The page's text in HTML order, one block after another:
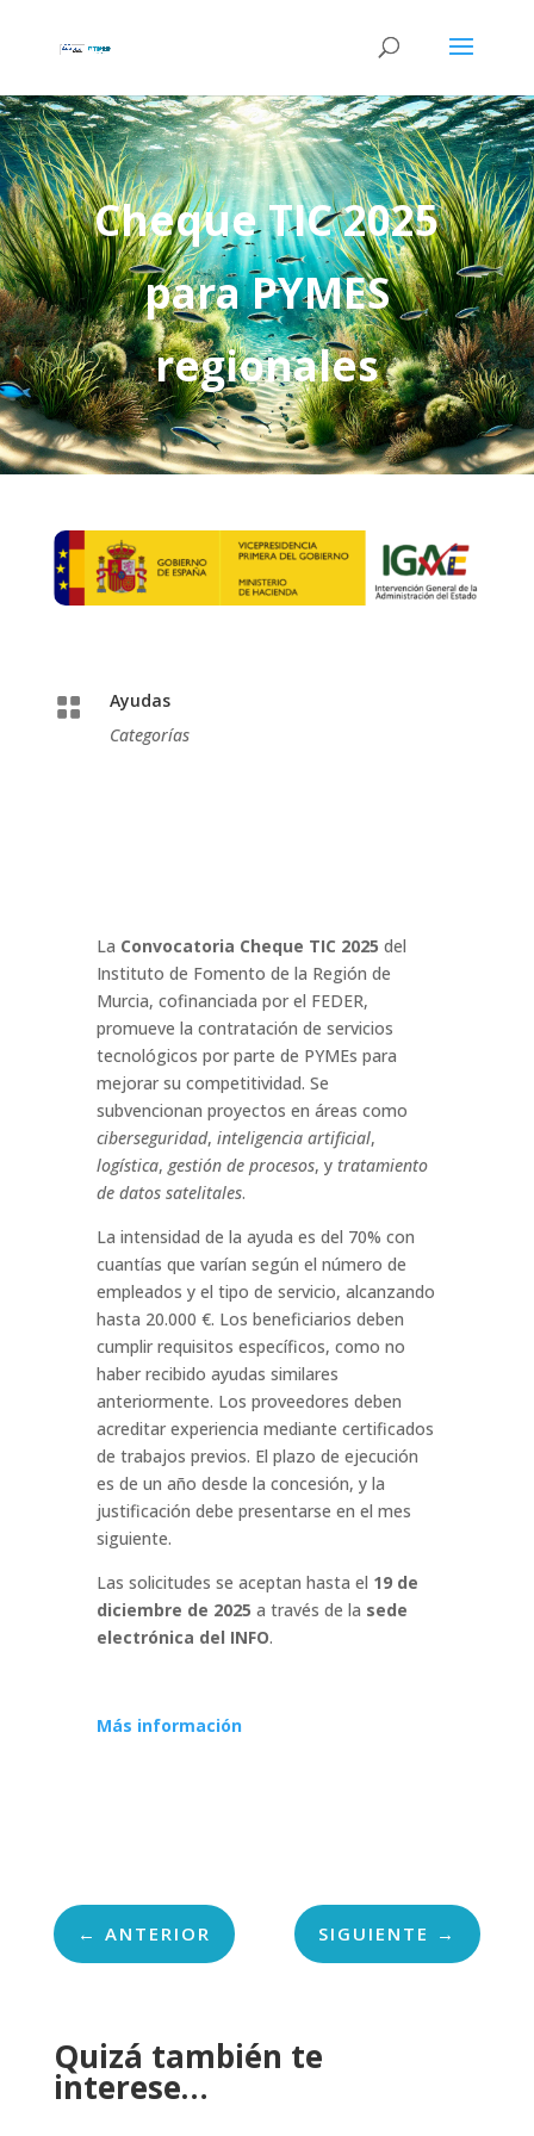
Cheque TIC 2025
para PYMES
regionales

Ayudas
Categorías
La Convocatoria Cheque TIC 2025 del
Instituto de Fomento de la Región de
Murcia, cofinanciada por el FEDER,
promueve la contratación de servicios
tecnológicos por parte de PYMEs para
mejorar su competitividad. Se
subvencionan proyectos en áreas como
ciberseguridad, inteligencia artificial,
logística, gestión de procesos, y tratamiento
de datos satelitales.
La intensidad de la ayuda es del 70% con
cuantías que varían según el número de
empleados y el tipo de servicio, alcanzando
hasta 20.000 €. Los beneficiarios deben
cumplir requisitos específicos, como no
haber recibido ayudas similares
anteriormente. Los proveedores deben
acreditar experiencia mediante certificados
de trabajos previos. El plazo de ejecución
es de un año desde la concesión, y la
justificación debe presentarse en el mes
siguiente.
Las solicitudes se aceptan hasta el 19 de
diciembre de 2025 a través de la sede
electrónica del INFO.
Más información
← ANTERIOR SIGUIENTE →
Quizá también te
interese…